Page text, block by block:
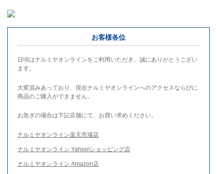
お客様各位
日頃はナルミヤオンラインをご利用いただき、誠にありがとうござい
ます。
大変混みあっており、現在ナルミヤオンラインへのアクセスならびに
商品のご購入ができません。
お急ぎの場合は下記店舗にて、お買い求めください。
ナルミヤオンライン楽天市場店
ナルミヤオンライン Yahoo!ショッピング店
ナルミヤオンライン Amazon店